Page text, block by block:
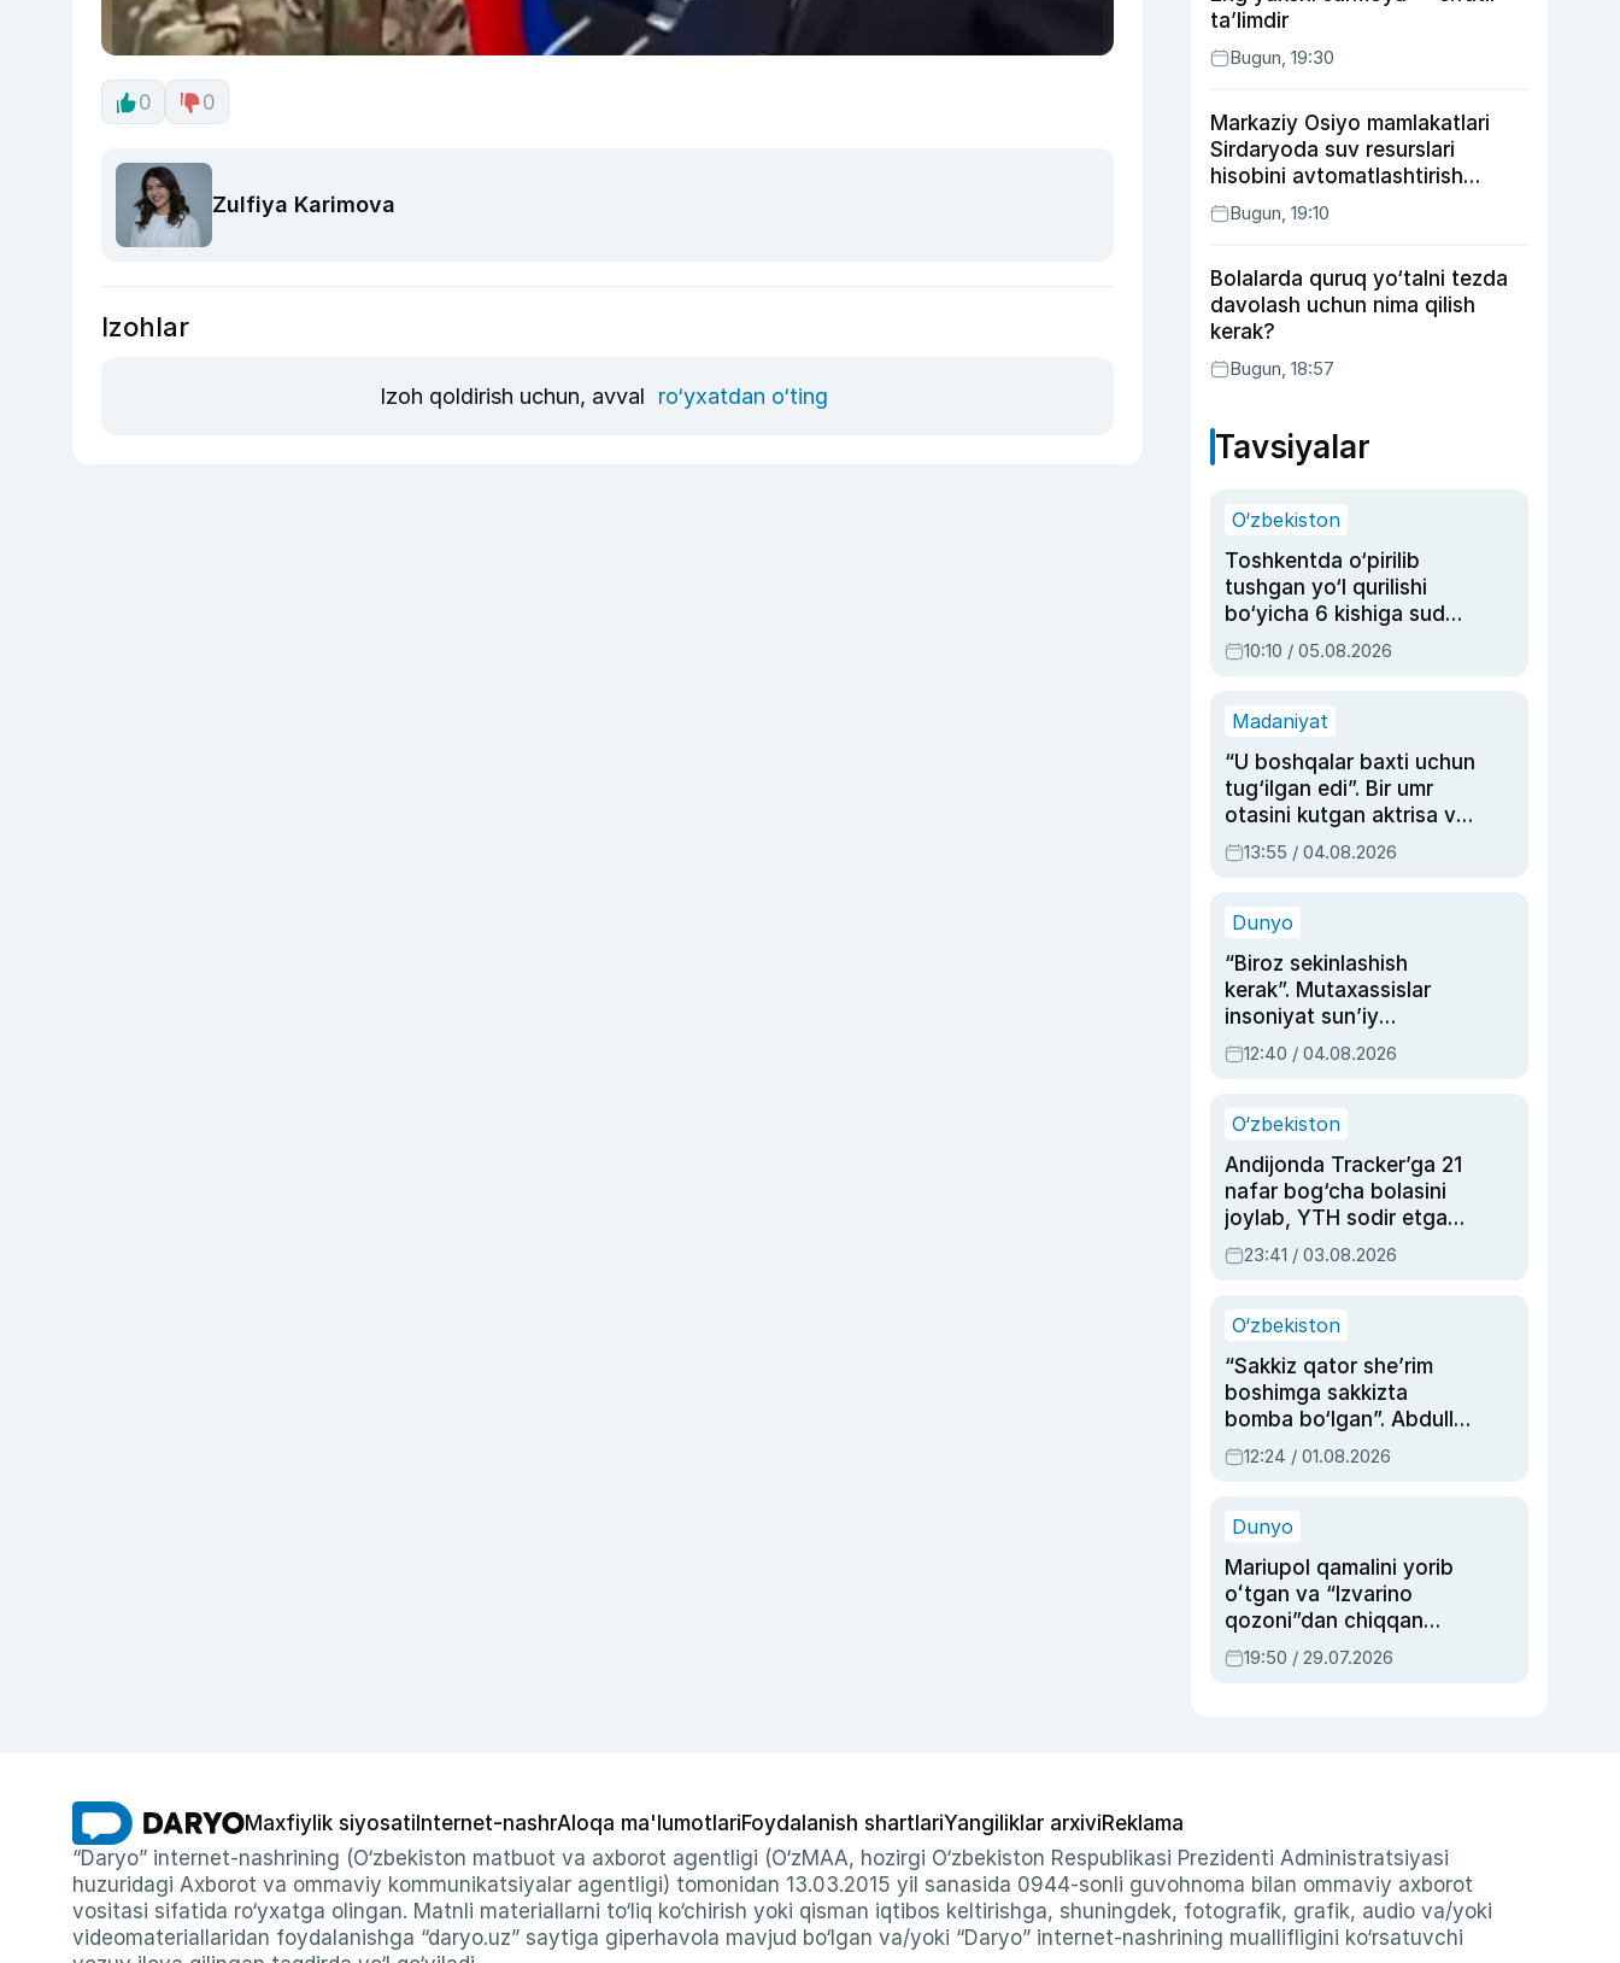
0 0
Zulfiya Karimova
Izohlar
Izoh qoldirish uchun, avval ro‘yxatdan o‘ting
ta’limdir
Bugun, 19:30
Markaziy Osiyo mamlakatlari
Sirdaryoda suv resurslari
hisobini avtomatlashtirish
rejasini ishlab chiqishni
ma’qulladi
Bugun, 19:10
Bolalarda quruq yo‘talni tezda
davolash uchun nima qilish
kerak?
Bugun, 18:57
Tavsiyalar
O‘zbekiston
Toshkentda o‘pirilib
tushgan yo‘l qurilishi
bo‘yicha 6 kishiga sud
hukmi o‘qildi
10:10 / 05.08.2026
Madaniyat
“U boshqalar baxti uchun
tug‘ilgan edi”. Bir umr
otasini kutgan aktrisa va
dublyaj ustasi Rimma
Ahmedovaning
13:55 / 04.08.2026
Dunyo
“Biroz sekinlashish
kerak”. Mutaxassislar
insoniyat sun’iy
intellektni boshqara
olmay qolishidan xavotir
12:40 / 04.08.2026
O‘zbekiston
Andijonda Tracker’ga 21
nafar bog‘cha bolasini
joylab, YTH sodir etgan
ayolga sud hukmi o‘qildi
23:41 / 03.08.2026
O‘zbekiston
“Sakkiz qator she’rim
boshimga sakkizta
bomba bo‘lgan”. Abdulla
Oripovni siyosiy
ayblovlardan asrab
12:24 / 01.08.2026
Dunyo
Mariupol qamalini yorib
oʻtgan va “Izvarino
qozoni”dan chiqqan
qahramon — Ukraina
armiyasi bosh
19:50 / 29.07.2026
Maxfiylik siyosati Internet-nashrAloqa ma'lumotlariFoydalanish shartlariYangiliklar arxiviReklama
“Daryo” internet-nashrining (O‘zbekiston matbuot va axborot agentligi (O‘zMAA, hozirgi O‘zbekiston Respublikasi Prezidenti Administratsiyasi
huzuridagi Axborot va ommaviy kommunikatsiyalar agentligi) tomonidan 13.03.2015 yil sanasida 0944-sonli guvohnoma bilan ommaviy axborot
vositasi sifatida ro‘yxatga olingan. Matnli materiallarni to‘liq ko‘chirish yoki qisman iqtibos keltirishga, shuningdek, fotografik, grafik, audio va/yoki
videomateriallaridan foydalanishga “daryo.uz” saytiga giperhavola mavjud bo‘lgan va/yoki “Daryo” internet-nashrining muallifligini ko‘rsatuvchi